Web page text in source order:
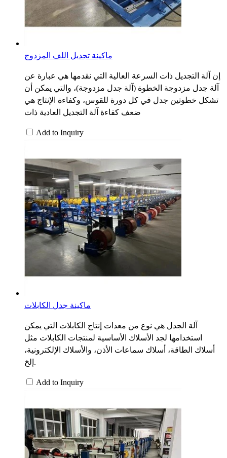
ماكينة تجديل اللف المزدوج
إن آلة التجديل ذات السرعة العالية التي نقدمها هي عبارة عن
آلة جدل مزدوجة الخطوة (آلة جدل مزدوجة)، والتي يمكن أن
تشكل خطوتين جدل في كل دورة للقوس، وكفاءة الإنتاج هي
ضعف كفاءة آلة التجديل العادية ذات
Add to Inquiry
ماكينة جدل الكابلات
آلة الجدل هي نوع من معدات إنتاج الكابلات التي يمكن
استخدامها لجد الأسلاك الأساسية لمنتجات الكابلات مثل
أسلاك الطاقة، أسلاك سماعات الأذن، والأسلاك الإلكترونية،
إلخ.
Add to Inquiry